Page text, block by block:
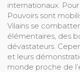
internationaux.
Pouvoirs sont
Vilains se
élémentaires, des
dévastateurs.
et leurs
monde proche de